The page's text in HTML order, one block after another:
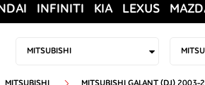
INFINITI KIA LEXUS